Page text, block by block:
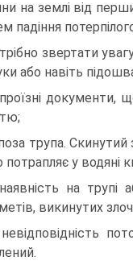
на землі від
падіння
звертати
або навіть
документи,
трупа. Скинутий
потрапляє у водяні
на трупі
викинутих